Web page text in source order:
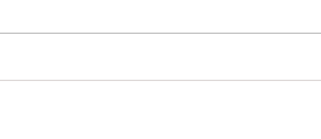
中３